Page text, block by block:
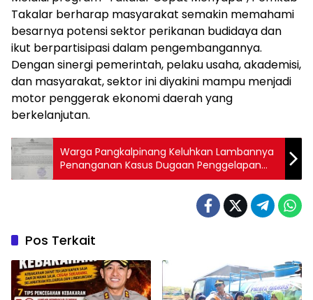
Takalar berharap masyarakat semakin memahami
besarnya potensi sektor perikanan budidaya dan
ikut berpartisipasi dalam pengembangannya.
Dengan sinergi pemerintah, pelaku usaha, akademisi,
dan masyarakat, sektor ini diyakini mampu menjadi
motor penggerak ekonomi daerah yang
berkelanjutan.
Warga Pangkalpinang Keluhkan Lambannya
Penanganan Kasus Dugaan Penggelapan
Rp43 Juta
Pos Terkait